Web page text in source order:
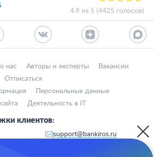
4.9 из 5 (4425 голосов)
нас Авторы и эксперты
Вакансии
Отписаться
Персональные данные
Деятельность в IT
клиентов:
support@bankiros.ru